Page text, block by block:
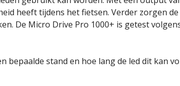
heeft tijdens het fietsen. Verder zorgen
De Micro Drive Pro 1000+ is getest
stand en hoe lang de led dit kan